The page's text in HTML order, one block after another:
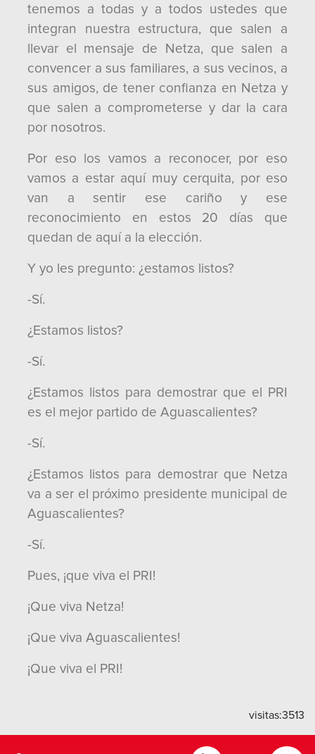
tenemos a todas y a todos ustedes que
integran nuestra estructura, que salen a
llevar el mensaje de Netza, que salen a
convencer a sus familiares, a sus vecinos, a
sus amigos, de tener confianza en Netza y
que salen a comprometerse y dar la cara
por nosotros.
Por eso los vamos a reconocer, por eso
vamos a estar aquí muy cerquita, por eso
van a sentir ese cariño y ese
reconocimiento en estos 20 días que
quedan de aquí a la elección.
Y yo les pregunto: ¿estamos listos?
-Sí.
¿Estamos listos?
-Sí.
¿Estamos listos para demostrar que el PRI
es el mejor partido de Aguascalientes?
-Sí.
¿Estamos listos para demostrar que Netza
va a ser el próximo presidente municipal de
Aguascalientes?
-Sí.
Pues, ¡que viva el PRI!
¡Que viva Netza!
¡Que viva Aguascalientes!
¡Que viva el PRI!
visitas:3513